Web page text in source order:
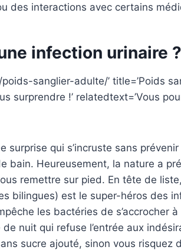
des interactions avec certains
infection urinaire ?
sanglier-adulte/’ title=’Poids
surprendre !’ relatedtext=’Vous
surprise qui s’incruste sans
bain. Heureusement, la nature a
remettre sur pied. En tête de
bilingues) est le super-héros des
les bactéries de s’accrocher
nuit qui refuse l’entrée aux
sucre ajouté, sinon vous risquez